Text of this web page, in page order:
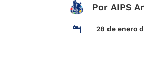
Por AIPS
 28 de enero